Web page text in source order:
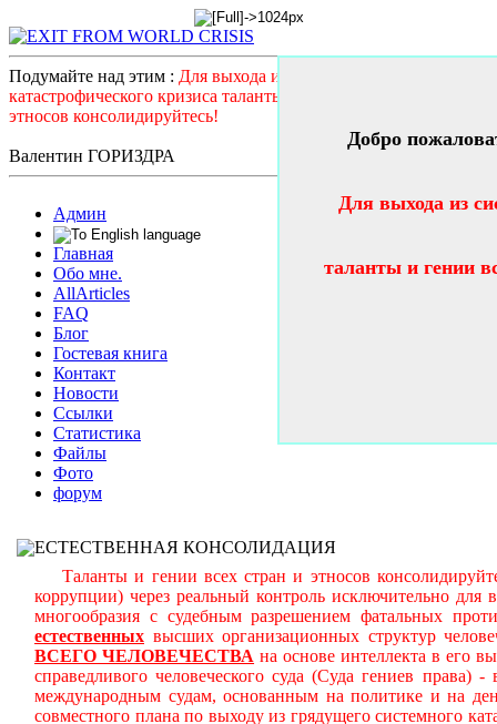
Подумайте над этим : Для выхода из системного
катастрофического кризиса таланты и гении всех стран и
этносов консолидируйтесь!
Валентин ГОРИЗДРА
Админ
Главная
Обо мне.
AllArticles
FAQ
Блог
Гостевая книга
Контакт
Новости
Ссылки
Статистика
Файлы
Фото
форум
ЕСТЕСТВЕННАЯ КОНСОЛИДАЦИЯ
Таланты и гении всех стран и этносов
коррупции) через реальный контроль исключительно
многообразия с судебным разрешением фатальных
естественных высших организационных структур
ВСЕГО ЧЕЛОВЕЧЕСТВА на основе интеллекта в его
справедливого человеческого суда (Суда гениев
международным судам, основанным на политике и на
совместного плана по выходу из грядущего системного
Добро
Для выхода из
таланты и гении